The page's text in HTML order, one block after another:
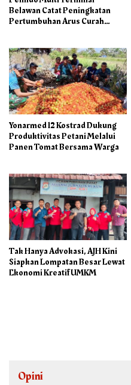
Belawan Catat Peningkatan
Pertumbuhan Arus Curah
Yonarmed 12 Kostrad Dukung
Produktivitas Petani Melalui
Panen Tomat Bersama Warga
Tak Hanya Advokasi, AJH Kini
Siapkan Lompatan Besar Lewat
Ekonomi Kreatif UMKM
Opini